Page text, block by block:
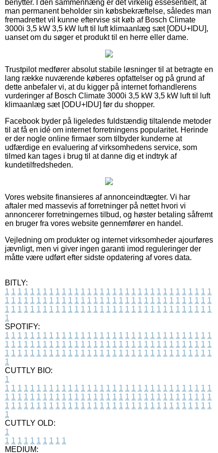
benytter. I den sammenhæng er det virkelig essesentielt, at
man permanent beholder sin købsbekræftelse, således man
fremadrettet vil kunne eftervise sit køb af Bosch Climate
3000i 3,5 kW 3,5 kW luft til luft klimaanlæg sæt [ODU+IDU],
uanset om du søger et produkt til en herre eller dame.
Trustpilot medfører absolut stabile løsninger til at betragte en
lang række nuværende køberes opfattelser og på grund af
dette anbefaler vi, at du kigger på internet forhandlerens
vurderinger af Bosch Climate 3000i 3,5 kW 3,5 kW luft til luft
klimaanlæg sæt [ODU+IDU] før du shopper.
Facebook byder på ligeledes fuldstændig tiltalende metoder
til at få en idé om internet forretningens popularitet. Herinde
er der nogle online firmaer som tilbyder kunderne at
udfærdige en evaluering af virksomhedens service, som
tilmed kan tages i brug til at danne dig et indtryk af
kundetilfredsheden.
Vores website finansieres af annonceindtægter. Vi har
aftaler med massevis af forretninger på nettet hvori vi
annoncerer forretningernes tilbud, og høster betaling såfremt
en bruger fra vores website gennemfører en handel.
Vejledning om produkter og internet virksomheder ajourføres
jævnligt, men vi giver ingen garanti imod reguleringer der
måtte være udført efter sidste opdatering af vores data.
BITLY:
1 1 1 1 1 1 1 1 1 1 1 1 1 1 1 1 1 1 1 1 1 1 1 1 1 1 1 1 1 1 1 1 1
1 1 1 1 1 1 1 1 1 1 1 1 1 1 1 1 1 1 1 1 1 1 1 1 1 1 1 1 1 1 1 1 1
1 1 1 1 1 1 1 1 1 1 1 1 1 1 1 1 1 1 1 1 1 1 1 1 1 1 1 1 1 1 1 1 1
1
SPOTIFY:
1 1 1 1 1 1 1 1 1 1 1 1 1 1 1 1 1 1 1 1 1 1 1 1 1 1 1 1 1 1 1 1 1
1 1 1 1 1 1 1 1 1 1 1 1 1 1 1 1 1 1 1 1 1 1 1 1 1 1 1 1 1 1 1 1 1
1 1 1 1 1 1 1 1 1 1 1 1 1 1 1 1 1 1 1 1 1 1 1 1 1 1 1 1 1 1 1 1 1
1
CUTTLY BIO:
1
1 1 1 1 1 1 1 1 1 1 1 1 1 1 1 1 1 1 1 1 1 1 1 1 1 1 1 1 1 1 1 1 1
1 1 1 1 1 1 1 1 1 1 1 1 1 1 1 1 1 1 1 1 1 1 1 1 1 1 1 1 1 1 1 1 1
1 1 1 1 1 1 1 1 1 1 1 1 1 1 1 1 1 1 1 1 1 1 1 1 1 1 1 1 1 1 1 1 1
1
CUTTLY OLD:
1
1 1 1 1 1 1 1 1 1 1
MEDIUM: